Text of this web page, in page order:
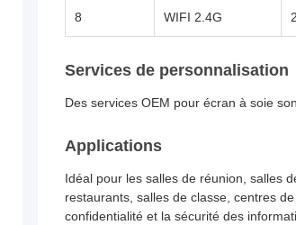
8 WIFI 2.4G
Services de personnalisation
Des services OEM pour écran à soie
Applications
Idéal pour les salles de réunion, salles
restaurants, salles de classe, centres
confidentialité et la sécurité des